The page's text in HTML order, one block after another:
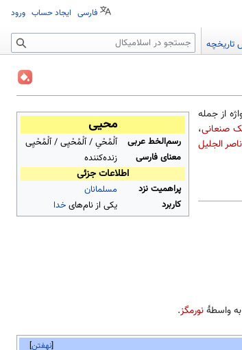
محیی
رسم‌الخط عربی
ٱلْمُحْیِ / ٱلْمُحْیِی / ٱلْمُحْیِی
معنای فارسی
زنده‌کننده
اطلاعات جزئی
پراهمیت نزد
مسلمانان
کاربرد
یکی از نام‌های خدا
از جمله
صنعانی،
الجلیل
نورمگز.
نهفتن
فارسی ایجاد حساب ورود
تاریخچه جستجو